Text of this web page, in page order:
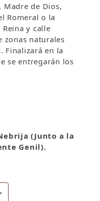
Madre de Dios,
Romeral o la
y calle
zonas naturales
Finalizará en la
se entregarán los
(Junto a la
Genil).